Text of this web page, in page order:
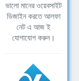
ভালো মানের ওয়েবসাইট
ডিজাইন করতে আলফা
নেট এ আজ ই
যোগাযোগ করুন।